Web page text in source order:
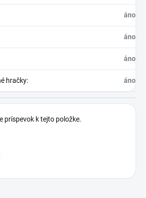
áno
áno
áno
hračky: áno
príspevok k tejto položke.